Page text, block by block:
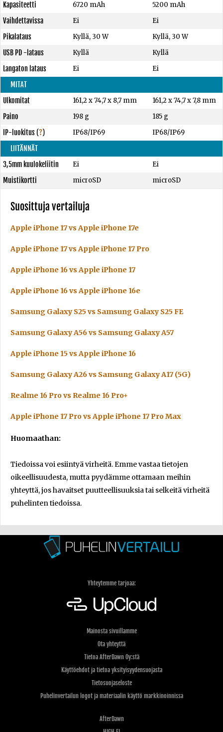
Kapasiteetti
6720 mAh
5200 mAh
Vaihdettavissa
Ei
Ei
Pikalataus
Kyllä, 30 W
Kyllä, 30 W
USB PD -lataus
Kyllä
Kyllä
Langaton lataus
Ei
Ei
MITAT
Ulkomitat
161,2 x 74,7 x 8,7 mm
161,2 x 74,7 x 7,8 mm
Paino
198 g
185 g
IP-luokitus(?) IP68/IP69
IP68/IP69
LIITÄNNÄT
3,5mm kuulokeliitin
Ei
Ei
Muistikortti
microSD microSD
Suosittuja vertailuja
Apple iPhone 17 vs Apple iPhone 17e
Apple iPhone 17 vs Apple iPhone 17 Pro
Apple iPhone 16 vs Apple iPhone 17
Apple iPhone 16 vs Apple iPhone 16e
Samsung Galaxy S25 vs Samsung Galaxy S25 FE
Samsung Galaxy A56 vs Samsung Galaxy A57
Apple iPhone 15 vs Apple iPhone 16
Samsung Galaxy A26 vs Samsung Galaxy A17 (5G)
Realme 16 Pro vs Realme 16 Pro+
Apple iPhone 17 Pro vs Apple iPhone 17 Pro Max
Huomaathan:
Tiedoissa voi esiintyä virheitä. Emme vastaa tietojen
oikeellisuudesta, mutta pyydämme ottamaan meihin
yhteyttä, jos havaitset puutteellisuuksia tai selkeitä virheitä
puhelinten tiedoissa.
Yhteytemme tarjoaa:
Mainosta sivuillamme
Ota yhteyttä
Tietoa AfterDawn Oy:stä
Käyttöehdot ja tietoa yksityisyydensuojasta
Tietosuojaseloste
Puhelinvertailun logot ja materiaalin käyttö markkinoinnissa
AfterDawn